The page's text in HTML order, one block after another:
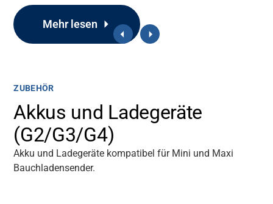
Mehr lesen
ZUBEHÖR
Akkus und Ladegeräte
(G2/G3/G4)
Akku und Ladegeräte kompatibel für Mini und Maxi
Bauchladensender.